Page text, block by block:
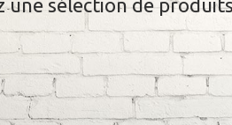
une sélection de